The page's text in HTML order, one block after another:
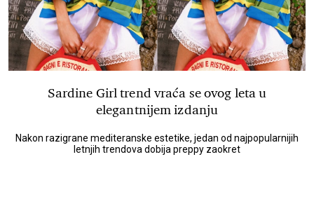
Sardine Girl trend vraća se ovog leta u
elegantnijem izdanju
Nakon razigrane mediteranske estetike, jedan od najpopularnijih
letnjih trendova dobija preppy zaokret